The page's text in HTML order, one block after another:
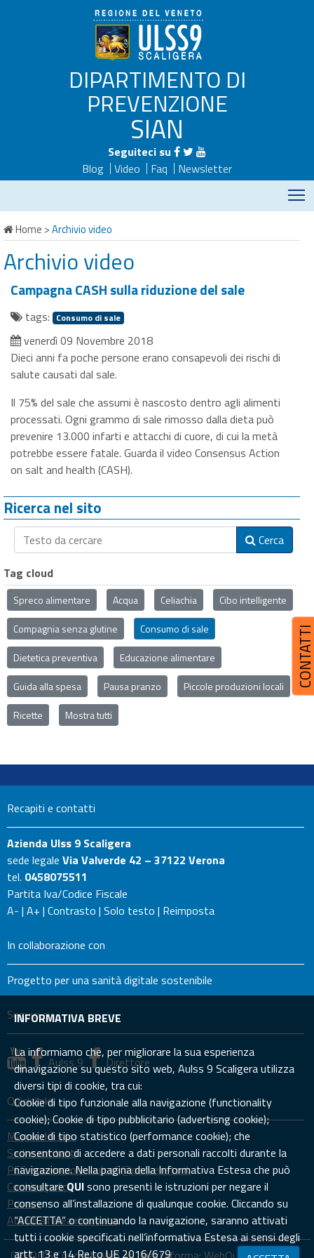
DIPARTIMENTO DI
PREVENZIONE
SIAN
Seguiteci su
Blog
Video Faq
Newsletter
Home >Archivio video
Archivio video
Campagna CASH sulla riduzione del sale
tags: Consumo di sale
venerdì 09 Novembre 2018
Dieci anni fa poche persone erano consapevoli dei rischi di
salute causati dal sale.
Il 75% del sale che assumi è nascosto dentro agli alimenti
processati. Ogni grammo di sale rimosso dalla dieta può
prevenire 13.000 infarti e attacchi di cuore, di cui la metà
potrebbe essere fatale. Guarda il video Consensus Action
on salt and health (CASH).
Ricerca nel sito
Cerca
Tag cloud
Spreco alimentare Acqua Celiachia
Cibo intelligente
Compagnia senza glutine
Consumo di sale
Dietetica preventiva
Educazione alimentare
Guida alla spesa
Pausa pranzo
Piccole produzioni locali
Ricette
Mostra tutti
Recapiti e contatti
Azienda Ulss 9 Scaligera
sede legale Via Valverde 42 – 37122 Verona
tel. 0458075511
Partita Iva/Codice Fiscale
A- | A+ | Contrasto | Solo testo | Reimposta
In collaborazione con
Progetto per una sanità digitale sostenibile
Seguici su
Aulss 9 Direttore
Quick links
Mappa del sito
Sedi e contatti
PEC: prevenzione.aulss9@pecveneto.it
Cookies policy
Privacy
Accedi all'area riservata
INFORMATIVA BREVE
La informiamo che, per migliorare la sua esperienza
dinavigazione su questo sito web, Aulss 9 Scaligera utilizza
diversi tipi di cookie, tra cui:
Cookie di tipo funzionale alla navigazione (functionality
cookie); Cookie di tipo pubblicitario (advertisng cookie);
Cookie di tipo statistico (performance cookie); che
consentono di accedere a dati personali raccolti durante la
navigazione. Nella pagina della Informativa Estesa che può
consultareQUIsono presenti le istruzioni per negare il
consenso all’installazione di qualunque cookie. Cliccando su
“ACCETTA” o continuando la navigazione, saranno attivati
tutti i cookie specificati nell’informativa Estesa ai sensi degli
artt. 13 e 14 Re.to UE 2016/679